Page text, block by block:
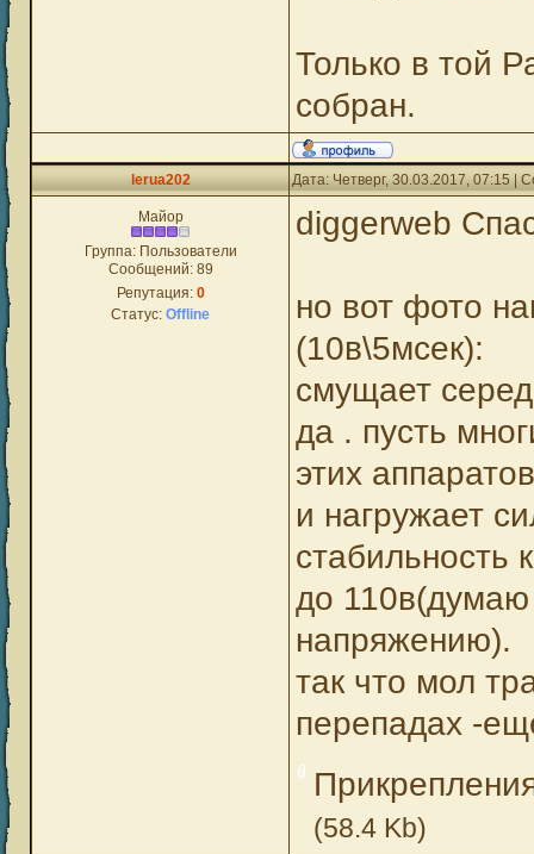
Только в той
собран.
lerua202 Дата: Четверг, 30.03.2017, 07:15 |
Майор
Группа: Пользователи
Сообщений: 89
Репутация: 0
Статус: Offline
diggerweb
но вот фото
(10в\5мсек):
смущает
да . пусть
этих
и нагружает
стабильность
до 110в(думаю
напряжению).
так что мол
перепадах -
(58.4 Kb)